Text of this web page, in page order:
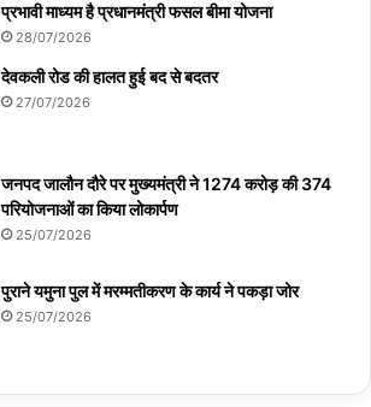
प्रभावी माध्यम है प्रधानमंत्री फसल बीमा योजना
28/07/2026
देवकली रोड की हालत हुई बद से बदतर
27/07/2026
जनपद जालौन दौरे पर मुख्यमंत्री ने 1274 करोड़ की 374
परियोजनाओं का किया लोकार्पण
25/07/2026
पुराने यमुना पुल में मरम्मतीकरण के कार्य ने पकड़ा जोर
25/07/2026